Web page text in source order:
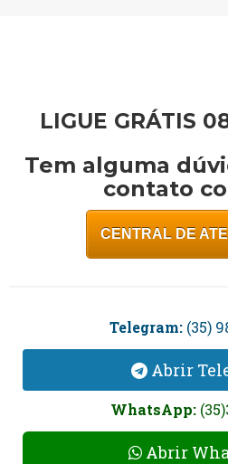
LIGUE GRÁTIS
Tem alguma
contato
CENTRAL DE
Telegram: (35)
Abrir
WhatsApp:
Abrir